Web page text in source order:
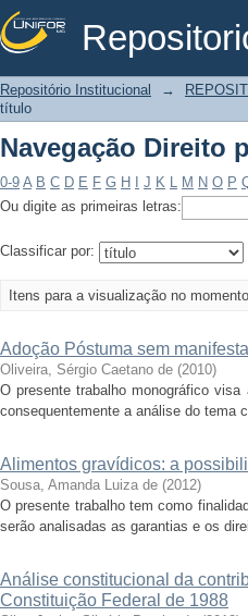
Navegação Direito
Repositório Institucional →
título
Navegação Direito
0-9 A B C D E F G H J K L M N O P
Ou digite as primeiras letras:
Classificar por:
Itens para a visualização no
Adoção Póstuma sem
Oliveira, Sérgio Caetano de (2010)
O presente trabalho monográfico
consequentemente a análise do tema
Alimentos gravídicos: a
Sousa, Amanda Luiza de (2012)
O presente trabalho tem como
serão analisadas as garantias e os
Análise constitucional da
Constituição Federal de 1988